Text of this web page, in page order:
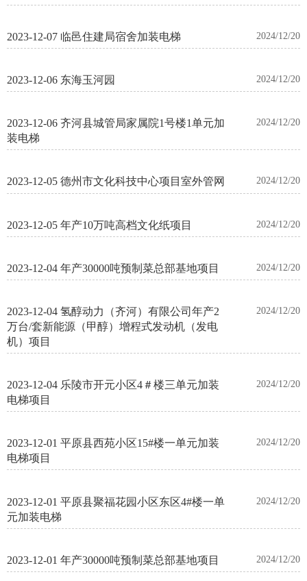
2023-12-07 临邑住建局宿舍加装电梯 2024/12/20
2023-12-06 东海玉河园 2024/12/20
2023-12-06 齐河县城管局家属院1号楼1单元加
装电梯
2024/12/20
2023-12-05 德州市文化科技中心项目室外管网 2024/12/20
2023-12-05 年产10万吨高档文化纸项目 2024/12/20
2023-12-04 年产30000吨预制菜总部基地项目 2024/12/20
2023-12-04 氢醇动力（齐河）有限公司年产2
万台/套新能源（甲醇）增程式发动机（发电
机）项目
2024/12/20
2023-12-04 乐陵市开元小区4＃楼三单元加装
电梯项目
2024/12/20
2023-12-01 平原县西苑小区15#楼一单元加装
电梯项目
2024/12/20
2023-12-01 平原县聚福花园小区东区4#楼一单
元加装电梯
2024/12/20
2023-12-01 年产30000吨预制菜总部基地项目 2024/12/20